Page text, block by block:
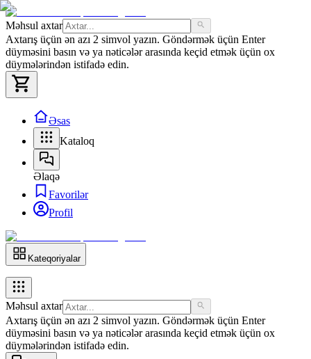
Məhsul axtar
Axtarış üçün ən azı 2 simvol yazın. Göndərmək üçün Enter
düyməsini basın və ya nəticələr arasında keçid etmək üçün ox
düymələrindən istifadə edin.
Əsas
Kataloq
Əlaqə
Favorilər
Profil
Kateqoriyalar
Məhsul axtar
Axtarış üçün ən azı 2 simvol yazın. Göndərmək üçün Enter
düyməsini basın və ya nəticələr arasında keçid etmək üçün ox
düymələrindən istifadə edin.